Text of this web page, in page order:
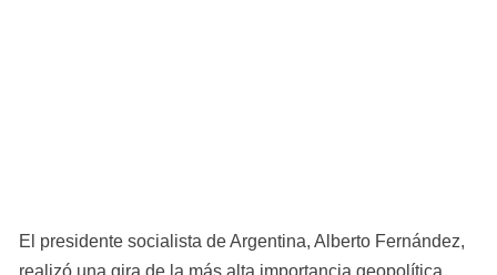
El presidente socialista de Argentina, Alberto Fernández,